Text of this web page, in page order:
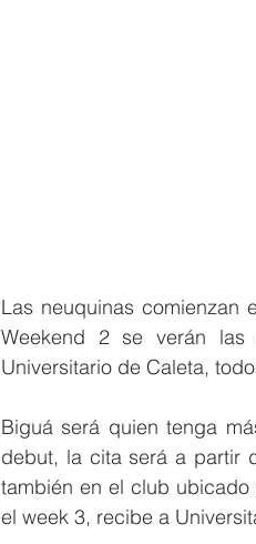
Las neuquinas comienzan
Weekend 2 se verán
Universitario de Caleta,
Biguá será quien tenga
debut, la cita será a partir
también en el club
el week 3, recibe a